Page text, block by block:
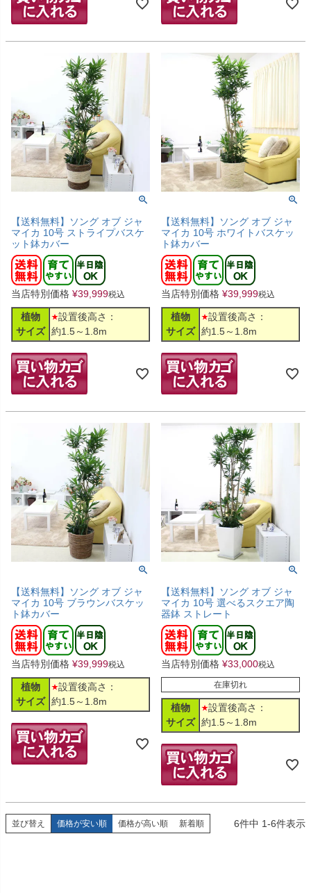
【送料無料】ソング オブ ジャ
マイカ 10号 ストライプバスケ
ット鉢カバー
当店特別価格 ¥39,999税込
植物
サイズ
設置後高さ：
約1.5～1.8m
【送料無料】ソング オブ ジャ
マイカ 10号 ホワイトバスケッ
ト鉢カバー
当店特別価格 ¥39,999税込
植物
サイズ
設置後高さ：
約1.5～1.8m
【送料無料】ソング オブ ジャ
マイカ 10号 ブラウンバスケッ
ト鉢カバー
当店特別価格 ¥39,999税込
植物
サイズ
設置後高さ：
約1.5～1.8m
【送料無料】ソング オブ ジャ
マイカ 10号 選べるスクエア陶
器鉢 ストレート
当店特別価格 ¥33,000税込
在庫切れ
植物
サイズ
設置後高さ：
約1.5～1.8m
並び替え 価格が安い順 価格が高い順 新着順 6件中 1-6件表示